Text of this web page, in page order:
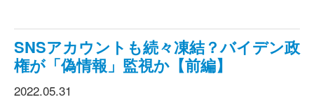
SNSアカウントも続々凍結？バイデン政
権が「偽情報」監視か【前編】
2022.05.31